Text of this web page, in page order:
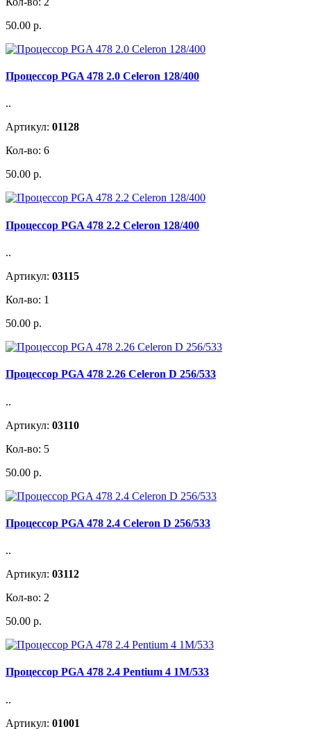
50.00 р.
Процессор PGA 478 2.0 Celeron 128/400
..
Артикул: 01128
Кол-во: 6
50.00 р.
Процессор PGA 478 2.2 Celeron 128/400
..
Артикул: 03115
Кол-во: 1
50.00 р.
Процессор PGA 478 2.26 Celeron D 256/533
..
Артикул: 03110
Кол-во: 5
50.00 р.
Процессор PGA 478 2.4 Celeron D 256/533
..
Артикул: 03112
Кол-во: 2
50.00 р.
Процессор PGA 478 2.4 Pentium 4 1M/533
..
Артикул: 01001